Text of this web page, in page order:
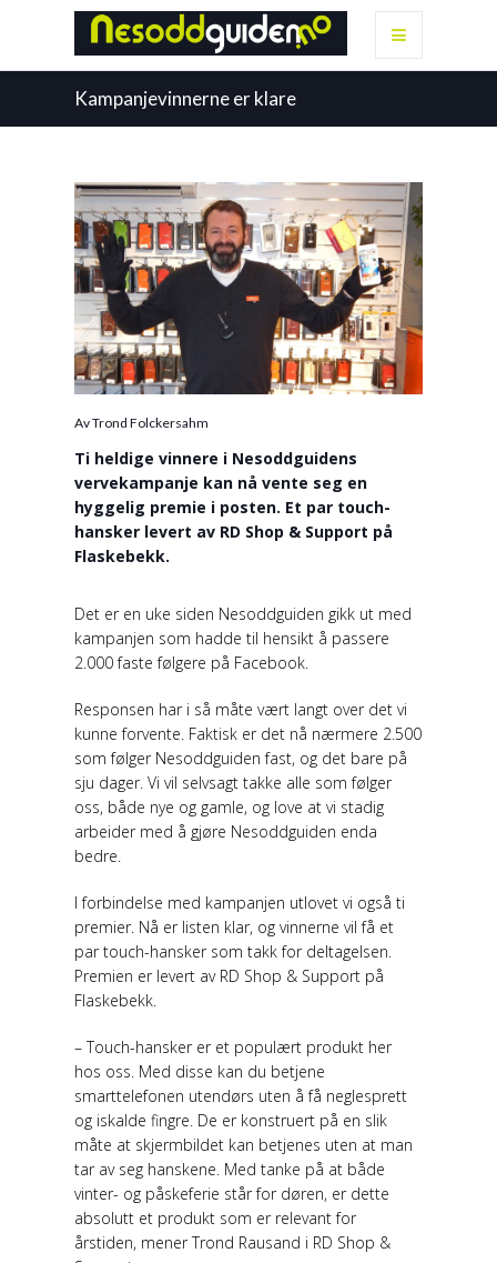
Kampanjevinnerne er klare
Av Trond Folckersahm
Ti heldige vinnere i Nesoddguidens
vervekampanje kan nå vente seg en
hyggelig premie i posten. Et par touch-
hansker levert av RD Shop & Support på
Flaskebekk.
Det er en uke siden Nesoddguiden gikk ut med
kampanjen som hadde til hensikt å passere
2.000 faste følgere på Facebook.
Responsen har i så måte vært langt over det vi
kunne forvente. Faktisk er det nå nærmere 2.500
som følger Nesoddguiden fast, og det bare på
sju dager. Vi vil selvsagt takke alle som følger
oss, både nye og gamle, og love at vi stadig
arbeider med å gjøre Nesoddguiden enda
bedre.
I forbindelse med kampanjen utlovet vi også ti
premier. Nå er listen klar, og vinnerne vil få et
par touch-hansker som takk for deltagelsen.
Premien er levert av RD Shop & Support på
Flaskebekk.
– Touch-hansker er et populært produkt her
hos oss. Med disse kan du betjene
smarttelefonen utendørs uten å få neglesprett
og iskalde fingre. De er konstruert på en slik
måte at skjermbildet kan betjenes uten at man
tar av seg hanskene. Med tanke på at både
vinter- og påskeferie står for døren, er dette
absolutt et produkt som er relevant for
årstiden, mener Trond Rausand i RD Shop &